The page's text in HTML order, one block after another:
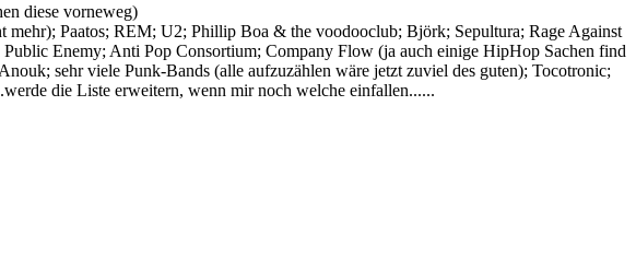
diese vorneweg)
Paatos; REM; U2; Phillip Boa & the voodooclub; Björk; Sepultura; Rage Against
Enemy; Anti Pop Consortium; Company Flow (ja auch einige HipHop Sachen find
sehr viele Punk-Bands (alle aufzuzählen wäre jetzt zuviel des guten); Tocotronic;
die Liste erweitern, wenn mir noch welche einfallen......